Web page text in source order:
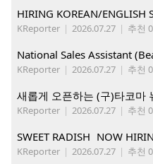
KReporter | 2026.07.27 | 추천 0
National Sales Assistant
KReporter | 2026.07.27 | 추천 0
KReporter | 2026.07.27 | 추천 0
SWEET RADISH NOW
KReporter | 2026.07.27 | 추천 0